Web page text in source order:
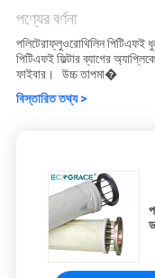
পণ্যের বর্ণনা
পলিটেরাফ্লুওরোথিলিন পিটিএফই
পিটিএফই ফিল্টার ব্যাগের
ফাইবার। উচ্চ তাপমা�
বিস্তারিত তথ্য >